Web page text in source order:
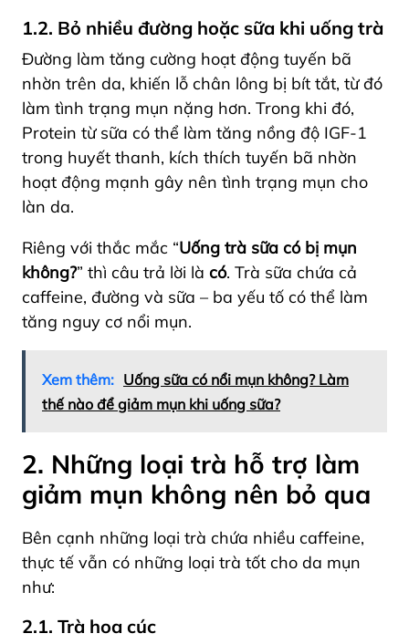
1.2. Bỏ nhiều đường hoặc sữa khi uống trà
Đường làm tăng cường hoạt động tuyến bã
nhờn trên da, khiến lỗ chân lông bị bít tắt, từ đó
làm tình trạng mụn nặng hơn. Trong khi đó,
Protein từ sữa có thể làm tăng nồng độ IGF-1
trong huyết thanh, kích thích tuyến bã nhờn
hoạt động mạnh gây nên tình trạng mụn cho
làn da.
Riêng với thắc mắc “Uống trà sữa có bị mụn
không?” thì câu trả lời là có. Trà sữa chứa cả
caffeine, đường và sữa – ba yếu tố có thể làm
tăng nguy cơ nổi mụn.
Xem thêm: Uống sữa có nổi mụn không? Làm
thế nào để giảm mụn khi uống sữa?
2. Những loại trà hỗ trợ làm
giảm mụn không nên bỏ qua
Bên cạnh những loại trà chứa nhiều caffeine,
thực tế vẫn có những loại trà tốt cho da mụn
như:
2.1. Trà hoa cúc